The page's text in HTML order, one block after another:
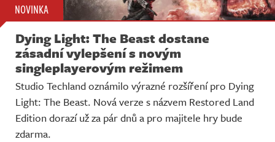
NOVINKA
Dying Light: The Beast dostane
zásadní vylepšení s novým
singleplayerovým režimem
Studio Techland oznámilo výrazné rozšíření pro Dying
Light: The Beast. Nová verze s názvem Restored Land
Edition dorazí už za pár dnů a pro majitele hry bude
zdarma.